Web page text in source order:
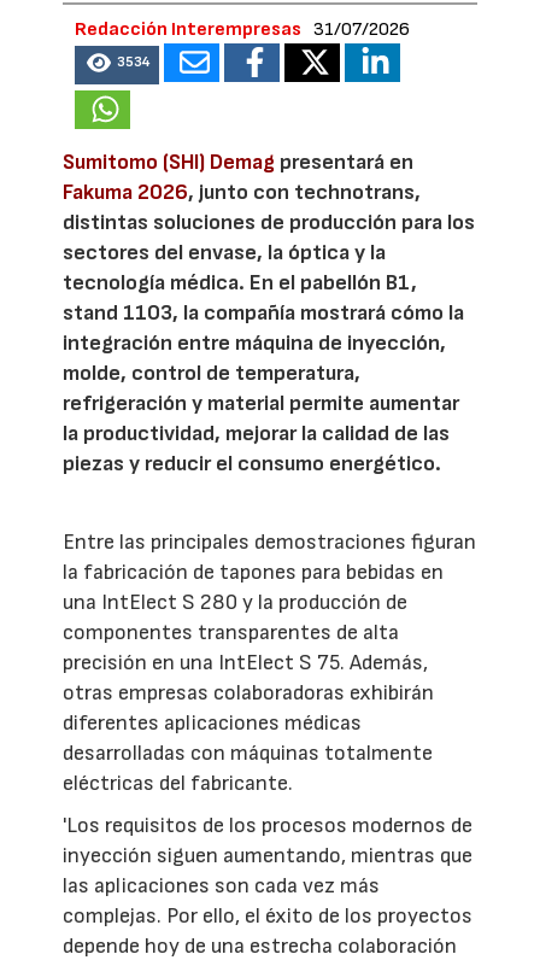
Redacción Interempresas 31/07/2026
3534
Sumitomo (SHI) Demag presentará en
Fakuma 2026, junto con technotrans,
distintas soluciones de producción para los
sectores del envase, la óptica y la
tecnología médica. En el pabellón B1,
stand 1103, la compañía mostrará cómo la
integración entre máquina de inyección,
molde, control de temperatura,
refrigeración y material permite aumentar
la productividad, mejorar la calidad de las
piezas y reducir el consumo energético.
Entre las principales demostraciones figuran
la fabricación de tapones para bebidas en
una IntElect S 280 y la producción de
componentes transparentes de alta
precisión en una IntElect S 75. Además,
otras empresas colaboradoras exhibirán
diferentes aplicaciones médicas
desarrolladas con máquinas totalmente
eléctricas del fabricante.
'Los requisitos de los procesos modernos de
inyección siguen aumentando, mientras que
las aplicaciones son cada vez más
complejas. Por ello, el éxito de los proyectos
depende hoy de una estrecha colaboración